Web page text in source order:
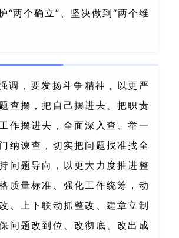
“两个确立”、坚决做到“两个维
调，要发扬斗争精神，以更严
查摆，把自己摆进去、把职责
作摆进去，全面深入查、举一
纳谏查，切实把问题找准找全
问题导向，以更大力度推进整
质量标准、强化工作统筹，动
、上下联动抓整改、建章立制
问题改到位、改彻底、改出成